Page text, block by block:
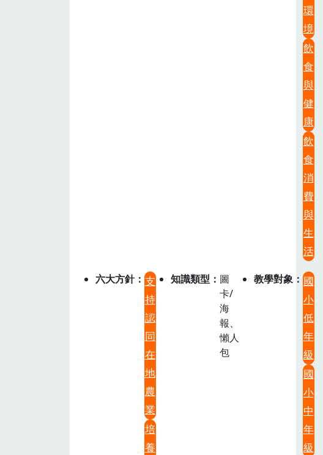
環
境
飲
食
與
健
康
飲
食
消
費
與
生
活
六大方針
支
持
認
同
在
地
農
業
培
養
知識類型
圖
卡/
海
報、
懶人
包
教學對象
國
小
低
年
級
國
小
中
年
級